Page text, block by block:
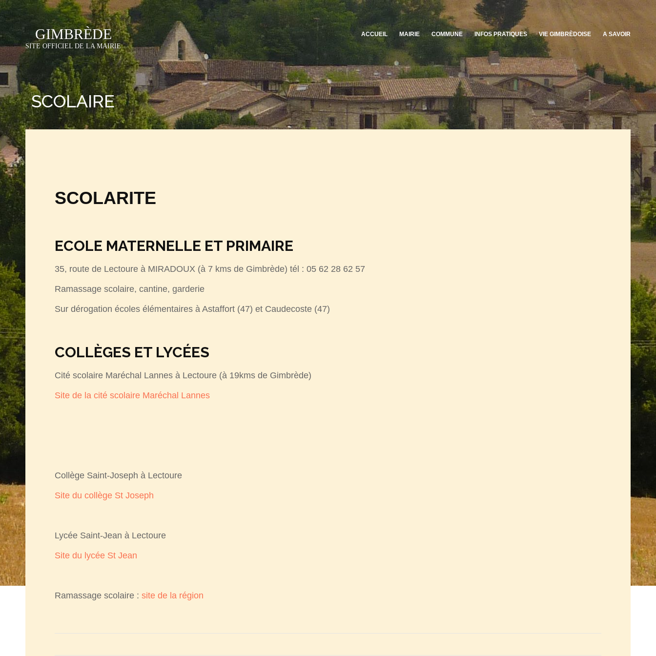
GIMBRÈDE
SITE OFFICIEL DE LA MAIRIE
ACCUEIL MAIRIE COMMUNE INFOS PRATIQUES
d'Aide à
potable
et Loisirs
VIE GIMBRÈDOISE
Manifestations
Associations
A SAVOIR
SCOLAIRE
SCOLARITE
ECOLE MATERNELLE ET PRIMAIRE
35, route de Lectoure à MIRADOUX (à 7 kms de Gimbrède) tél : 05 62 28 62 57
Ramassage scolaire, cantine, garderie
Sur dérogation écoles élémentaires à Astaffort (47) et Caudecoste (47)
COLLÈGES ET LYCÉES
Cité scolaire Maréchal Lannes à Lectoure (à 19kms de Gimbrède)
Site de la cité scolaire Maréchal Lannes
Collège Saint-Joseph à Lectoure
Site du collège St Joseph
Lycée Saint-Jean à Lectoure
Site du lycée St Jean
Ramassage scolaire : site de la région